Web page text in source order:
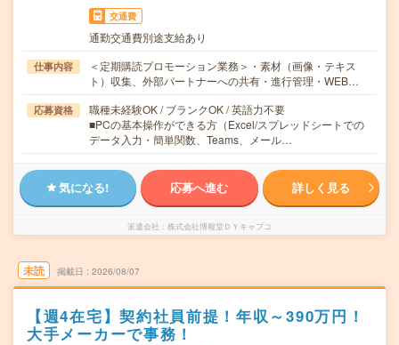
交通費
通勤交通費別途支給あり
仕事内容
＜定期購読プロモーション業務＞・素材（画像・テキス
ト）収集、外部パートナーへの共有・進行管理・WEB…
応募資格
職種未経験OK / ブランクOK / 英語力不要
■PCの基本操作ができる方（Excel/スプレッドシートでの
データ入力・簡単関数、Teams、メール…
気になる! 応募へ進む 詳しく見る
派遣会社 株式会社博報堂ＤＹキャプコ
未読 掲載日 2026/08/07
【週4在宅】契約社員前提！年収～390万円！
大手メーカーで事務！